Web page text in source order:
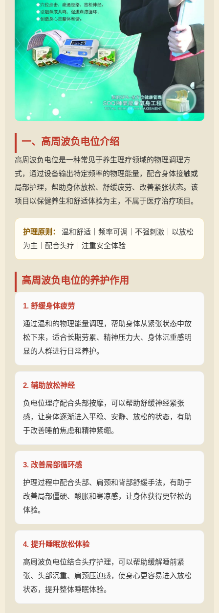
一、高周波负电位介绍
高周波负电位是一种常见于养生理疗领域的物理调理方
式，通过设备输出特定频率的物理能量，配合身体接触或
局部护理，帮助身体放松、舒缓疲劳、改善紧张状态。该
项目以保健养生和舒适体验为主，不属于医疗治疗项目。
护理原则：
温和舒适｜频率可调｜不强刺激｜以放松
为主｜配合头疗｜注重安全体验
高周波负电位的养护作用
1. 舒缓身体疲劳
通过温和的物理能量调理，帮助身体从紧张状态中放
松下来，适合长期劳累、精神压力大、身体沉重感明
显的人群进行日常养护。
2. 辅助放松神经
负电位理疗配合头部按摩，可以帮助舒缓神经紧张
感，让身体逐渐进入平稳、安静、放松的状态，有助
于改善睡前焦虑和精神紧绷。
3. 改善局部循环感
护理过程中配合头部、肩颈和背部舒缓手法，有助于
改善局部僵硬、酸胀和寒凉感，让身体获得更轻松的
体验。
4. 提升睡眠放松体验
高周波负电位结合头疗护理，可以帮助缓解睡前紧
张、头部沉重、肩颈压迫感，使身心更容易进入放松
状态，提升整体睡眠体验。